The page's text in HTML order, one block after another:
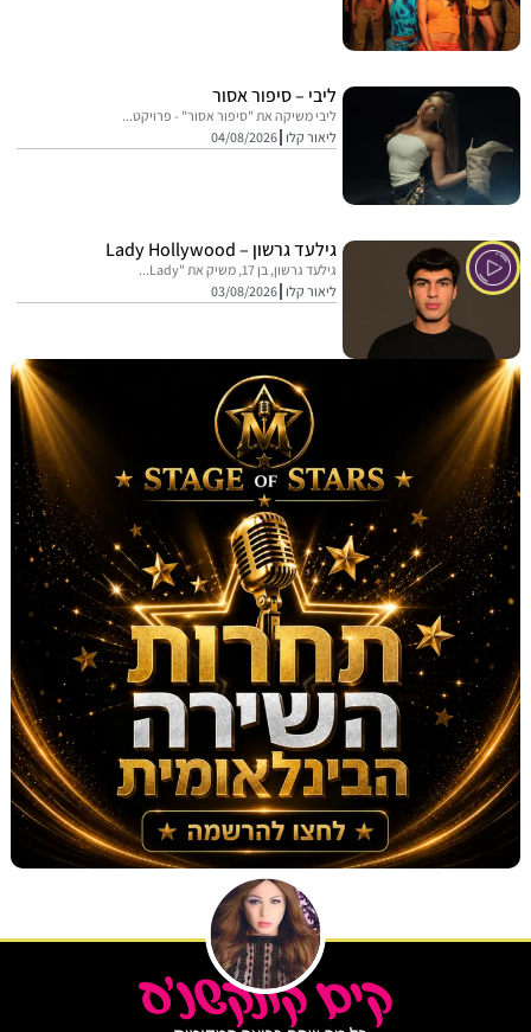
ליבי – סיפור אסור
ליבי משיקה את "סיפור אסור" - פרויקט...
ליאור קלו 04/08/2026
גילעד גרשון – Lady Hollywood
גילעד גרשון, בן 17, משיק את "Lady...
ליאור קלו 03/08/2026